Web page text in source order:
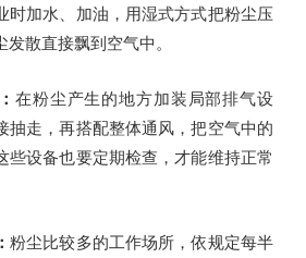
时加水、加油，用湿式方式把粉尘压
散直接飘到空气中。
在粉尘产生的地方加装局部排气设
抽走，再搭配整体通风，把空气中的
些设备也要定期检查，才能维持正常
粉尘比较多的工作场所，依规定每半